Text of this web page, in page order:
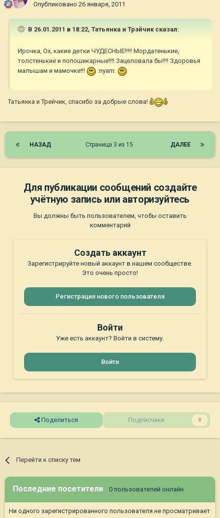
Опубликовано 26 января, 2011
В 26.01.2011 в 18:22, Татьянка и Трэйчик сказал:
Ирочка, Ох, какие детки ЧУДЕСНЫЕ!!!!! Мордатенькие,
толстенькие и попошикарные!!!! Зацеловала бы!!!! Здоровья
малышам и мамочке!!!
:nyam:
Татьянка и Трейчик, спасибо за добрые слова!
НАЗАД ДАЛЕЕ
Страница 3 из 15
Для публикации сообщений создайте
учётную запись или авторизуйтесь
Вы должны быть пользователем, чтобы оставить
комментарий
Создать аккаунт
Зарегистрируйте новый аккаунт в нашем сообществе.
Это очень просто!
Регистрация нового пользователя
Войти
Уже есть аккаунт? Войти в систему.
Войти
Поделиться Подписчики 0
Перейти к списку тем
Последние посетители 0 пользователей онлайн
Ни одного зарегистрированного пользователя не просматривает